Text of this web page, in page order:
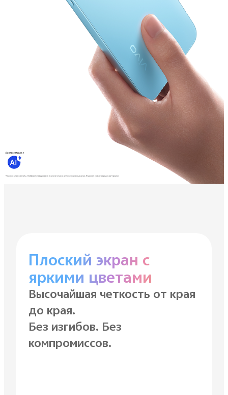
Плоский экран с
яркими цветами
Высочайшая четкость от края
до края.
Без изгибов. Без
компромиссов.